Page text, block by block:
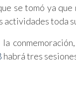
se tomó ya que
actividades toda
habrá tres